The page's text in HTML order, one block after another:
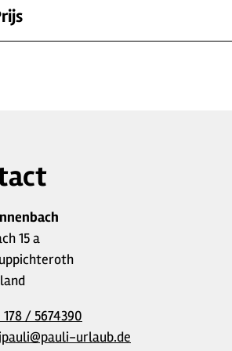
15 a
178 / 5674390
jpauli@pauli-urlaub.de